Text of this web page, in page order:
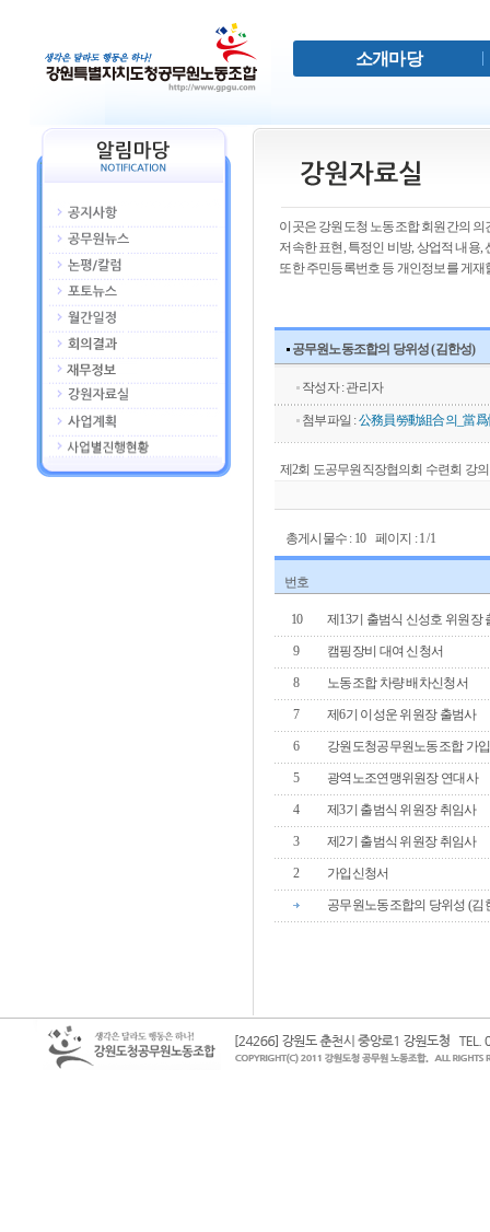
소개마당
이곳은 강원도청 노동조합 회원간의
저속한 표현, 특정인 비방, 상업적 내용
또한 주민등록번호 등 개인정보를 게
공무원노동조합의 당위성 (김한성)
작성자 : 관리자
첨부파일 :公務員勞動組合의_當爲
제2회 도공무원직장협의회 수련회 강
총게시물수 : 10 페이지 : 1 /1
번호
10 제13기 출범식 신성호 위원장
9 캠핑장비 대여 신청서
8 노동조합 차량 배차신청서
7 제6기 이성운 위원장 출범사
6 강원도청공무원노동조합 가
5 광역노조연맹위원장 연대사
4 제3기 출범식 위원장 취임사
3 제2기 출범식 위원장 취임사
2 가입신청서
공무원노동조합의 당위성 (김